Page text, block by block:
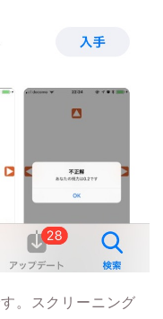
。スクリーニング